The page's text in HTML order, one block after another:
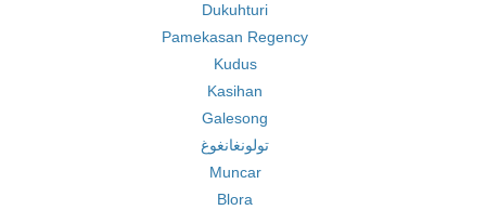
Dukuhturi
Pamekasan Regency
Kudus
Kasihan
Galesong
تولونغانغوغ
Muncar
Blora